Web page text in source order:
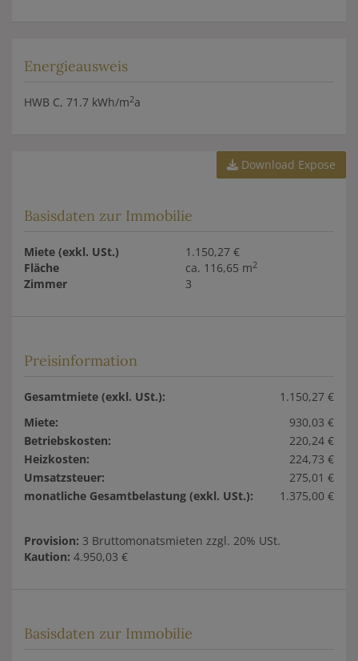
Energieausweis
HWB C, 71.7 kWh/m2a
Download Expose
Basisdaten zur Immobilie
Miete (exkl. USt.)
1.150,27 €
Fläche
ca. 116,65 m2
Zimmer 3
Preisinformation
Gesamtmiete (exkl. USt.):
1.150,27 €
Miete:
930,03 €
Betriebskosten:
220,24 €
Heizkosten:
224,73 €
Umsatzsteuer:
275,01 €
monatliche Gesamtbelastung (exkl. USt.):
1.375,00 €
Provision: 3 Bruttomonatsmieten zzgl. 20% USt.
Kaution: 4.950,03 €
Basisdaten zur Immobilie